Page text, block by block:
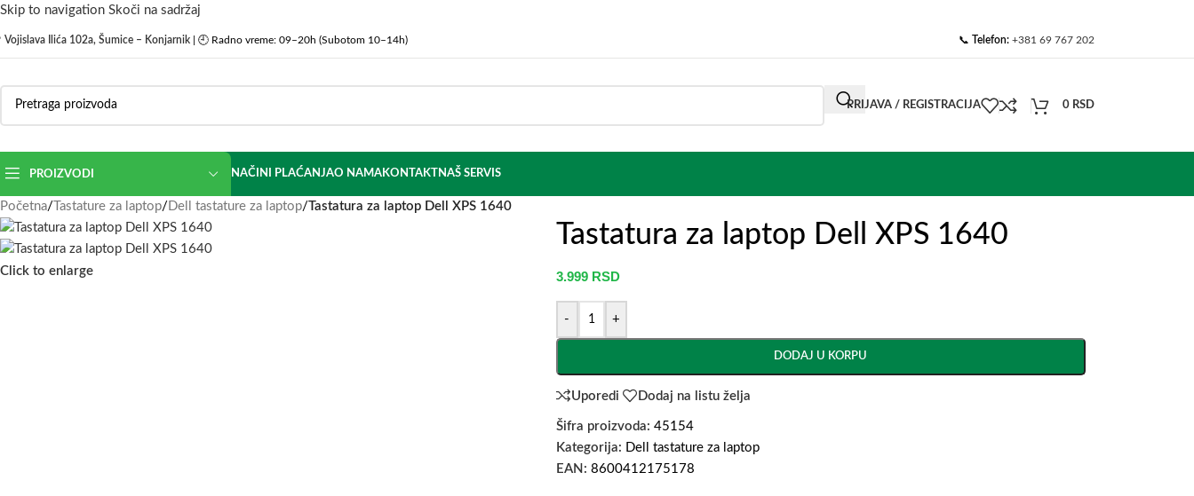
Skip to navigation Skoči na sadržaj
Vojislava Ilića 102a, Šumice – Konjarnik | 🕘 Radno vreme: 09–20h (Subotom 10–14h) 📞 Telefon: +381 69 767 202
PRIJAVA / REGISTRACIJA 0 RSD
PROIZVODI NAČINI PLAĆANJAO NAMAKONTAKTNAŠ SERVIS
Početna/ Tastature za laptop/ Dell tastature za laptop/Tastatura za laptop Dell XPS 1640
Click to enlarge
Tastatura za laptop Dell XPS 1640
3.999 RSD
- +
DODAJ U KORPU
Uporedi Dodaj na listu želja
Šifra proizvoda: 45154
Kategorija: Dell tastature za laptop
EAN: 8600412175178